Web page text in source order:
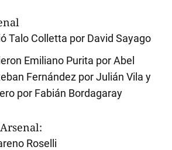
Talo Colletta por David Sayago
Emiliano Purita por Abel
Fernández por Julián Vila y
por Fabián Bordagaray
Roselli